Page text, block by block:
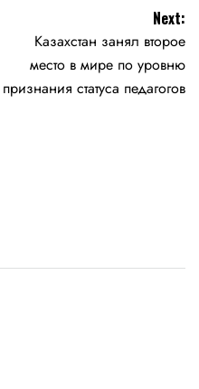
Next:
Казахстан занял второе
место в мире по уровню
признания статуса педагогов